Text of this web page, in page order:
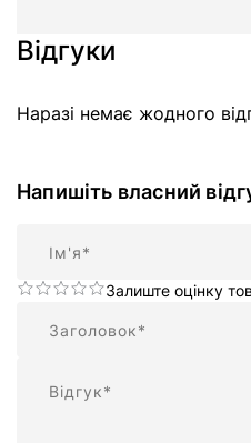
Відгуки
Наразі немає жодного
Напишіть власний
Залиште оцінку